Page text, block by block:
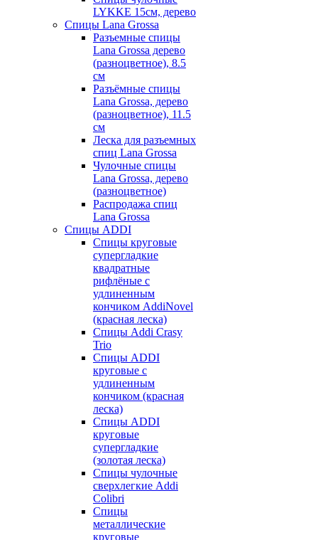
LYKKE 15см, дерево
Спицы Lana Grossa
Разъемные спицы
Lana Grossa дерево
(разноцветное), 8.5
см
Разъёмные спицы
Lana Grossa, дерево
(разноцветное), 11.5
см
Леска для разъемных
спиц Lana Grossa
Чулочные спицы
Lana Grossa, дерево
(разноцветное)
Распродажа спиц
Lana Grossa
Спицы ADDI
Спицы круговые
супергладкие
квадратные
рифлёные с
удлиненным
кончиком AddiNovel
(красная леска)
Спицы Addi Crasy
Trio
Спицы ADDI
круговые с
удлиненным
кончиком (красная
леска)
Спицы ADDI
круговые
супергладкие
(золотая леска)
Спицы чулочные
сверхлегкие Addi
Colibri
Спицы
металлические
круговые